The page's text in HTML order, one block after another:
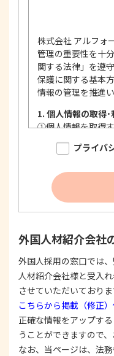
株式会社 アルフォ
管理の重要性を十
関する法律」を遵
保護に関する基本
情報の管理を推進い
1. 個人情報の取得
①個人情報を取得
限り明確に特定
おいて適法かつ
個人情報を利用
たは公表した利
反する目的外利
する際は、本人
で、適法にこれ
2. 安全対策の実施
個人情報の正確性
るため、情報セキ
置を構築し、個人
の漏洩、滅失また
ティの是正に努め
プライバ
外国人材紹介会社
外国人採用の窓口では
人材紹介会社様と受入
させていただいておりま
こちらから掲載（修正
正確な情報をアップす
うことができますので
なお、当ページは、法